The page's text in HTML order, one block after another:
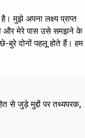
मुझे अपना लक्ष्य प्राप्त
और मेरे पास उसे समझने के
बुरे दोनों पहलू होते हैं। हम
से जुड़े मुद्दों पर तथ्यपरक,